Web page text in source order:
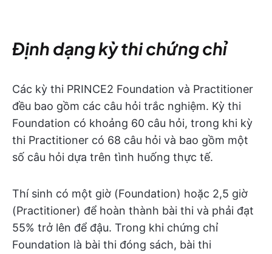
Định dạng kỳ thi chứng chỉ
Các kỳ thi PRINCE2 Foundation và Practitioner
đều bao gồm các câu hỏi trắc nghiệm. Kỳ thi
Foundation có khoảng 60 câu hỏi, trong khi kỳ
thi Practitioner có 68 câu hỏi và bao gồm một
số câu hỏi dựa trên tình huống thực tế.
Thí sinh có một giờ (Foundation) hoặc 2,5 giờ
(Practitioner) để hoàn thành bài thi và phải đạt
55% trở lên để đậu. Trong khi chứng chỉ
Foundation là bài thi đóng sách, bài thi